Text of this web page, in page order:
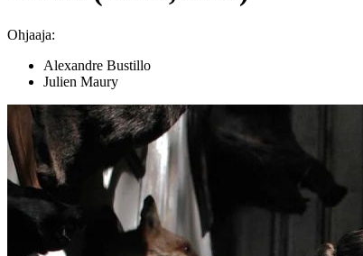
Ohjaaja:
Alexandre Bustillo
Julien Maury